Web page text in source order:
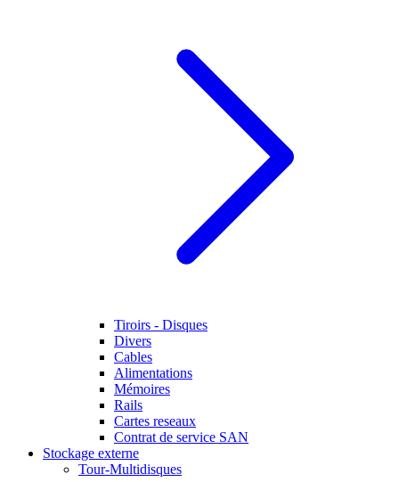
Tiroirs - Disques
Divers
Cables
Alimentations
Mémoires
Rails
Cartes reseaux
Contrat de service SAN
Stockage externe
Tour-Multidisques